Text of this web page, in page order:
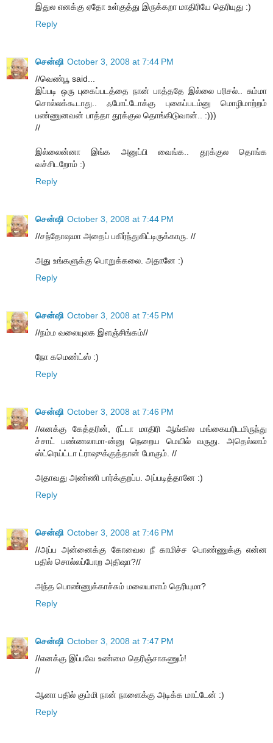
இதுல எனக்கு ஏதோ உள்குத்து இருக்கறா மாதிரியே தெரியுது :)
Reply
சென்ஷி October 3, 2008 at 7:44 PM
//வெண்பூ said...
இப்படி ஒரு புகைப்படத்தை நான் பாத்ததே இல்லை பரிசல்.. சும்மா
சொல்லக்கூடாது.. ஃபோட்டோக்கு புகைப்படம்னு மொழிமாற்றம்
பண்ணுனவன் பாத்தா தூக்குல தொங்கிடுவான்.. :)))
//
இல்லைன்னா இங்க அனுப்பி வைங்க.. தூக்குல தொங்க
வச்சிடறோம் :)
Reply
சென்ஷி October 3, 2008 at 7:44 PM
//சந்தோஷமா அதைப் பகிர்ந்துகிட்டிருக்காரு. //
அது உங்களுக்கு பொறுக்கலை. அதானே :)
Reply
சென்ஷி October 3, 2008 at 7:45 PM
//நம்ம வலையுலக இளஞ்சிங்கம்//
நோ கமெண்ட்ஸ் :)
Reply
சென்ஷி October 3, 2008 at 7:46 PM
//எனக்கு கேத்தரின், ரீட்டா மாதிரி ஆங்கில மங்கையரிடமிருந்து
ச்சாட் பண்ணலாமா-ன்னு நெறைய மெயில் வருது. அதெல்லாம்
ஸ்ட்ரெய்ட்டா ட்ராஷுக்குத்தான் போகும். //
அதாவது அண்ணி பார்க்குறப்ப. அப்படித்தானே :)
Reply
சென்ஷி October 3, 2008 at 7:46 PM
//அப்ப அன்னைக்கு கோவைல நீ காமிச்ச பொண்ணுக்கு என்ன
பதில் சொல்லப்போற அதிஷா?//
அந்த பொண்ணுக்காச்சும் மலையாளம் தெரியுமா?
Reply
சென்ஷி October 3, 2008 at 7:47 PM
//எனக்கு இப்பவே உண்மை தெரிஞ்சாகணும்!
//
ஆனா பதில் கும்மி நான் நாளைக்கு அடிக்க மாட்டேன் :)
Reply